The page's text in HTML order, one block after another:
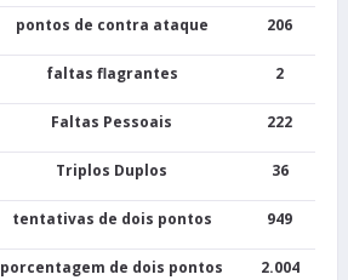
pontos de contra ataque 206
faltas flagrantes 2
Faltas Pessoais 222
Triplos Duplos 36
tentativas de dois pontos 949
porcentagem de dois pontos 2.004